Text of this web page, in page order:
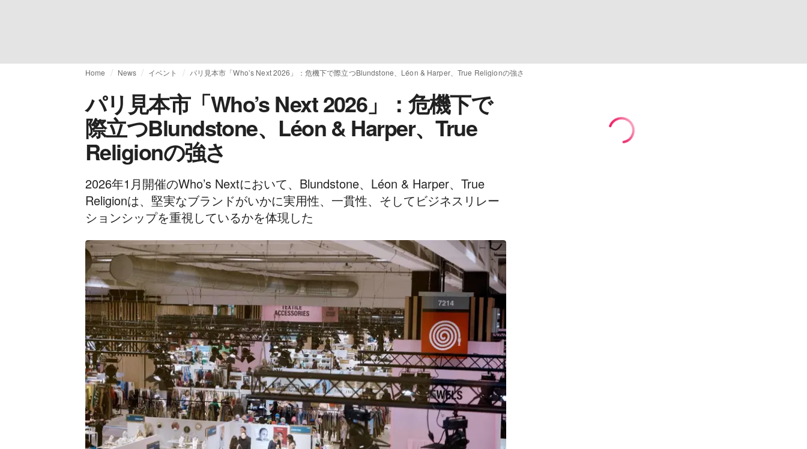
Home News イベント パリ見本市「Who’s Next 2026」：危機下で際立つBlundstone、Léon & Harper、True Religionの強さ
パリ見本市「Who’s Next 2026」：危機下で
際立つBlundstone、Léon & Harper、True
Religionの強さ
2026年1月開催のWho’s Nextにおいて、Blundstone、Léon & Harper、True
Religionは、堅実なブランドがいかに実用性、一貫性、そしてビジネスリレー
ションシップを重視しているかを体現した